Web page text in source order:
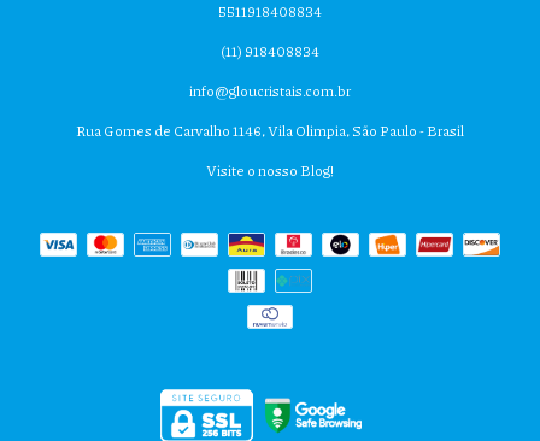
5511918408834
(11) 918408834
info@gloucristais.com.br
Rua Gomes de Carvalho 1146, Vila Olimpia, São Paulo - Brasil
Visite o nosso Blog!